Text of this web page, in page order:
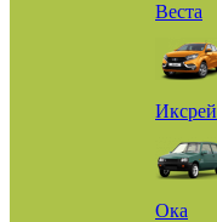
Веста
Иксрей
Ока